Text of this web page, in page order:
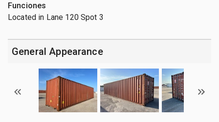
Funciones
Located in Lane 120 Spot 3
General Appearance